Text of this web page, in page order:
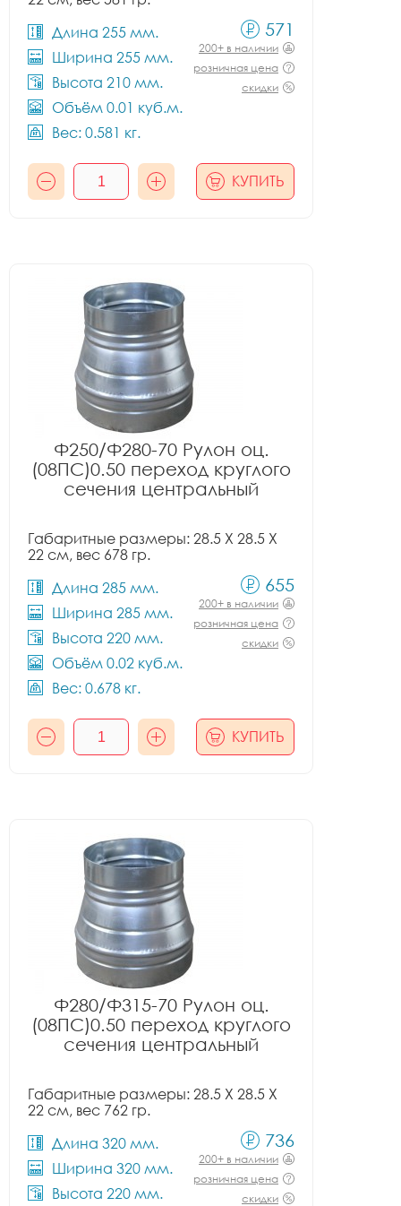
Длина 255 мм.
Ширина 255 мм.
Высота 210 мм.
Объём 0.01 куб.м.
Вес: 0.581 кг.
571
200+ в наличии
розничная цена
скидки
КУПИТЬ
Ф250/Ф280-70 Рулон оц.
(08ПС)0.50 переход круглого
сечения центральный
Габаритные размеры: 28.5 X 28.5 X
22 см, вес 678 гр.
Длина 285 мм.
Ширина 285 мм.
Высота 220 мм.
Объём 0.02 куб.м.
Вес: 0.678 кг.
655
200+ в наличии
розничная цена
скидки
КУПИТЬ
Ф280/Ф315-70 Рулон оц.
(08ПС)0.50 переход круглого
сечения центральный
Габаритные размеры: 28.5 X 28.5 X
22 см, вес 762 гр.
Длина 320 мм.
Ширина 320 мм.
Высота 220 мм.
736
200+ в наличии
розничная цена
скидки